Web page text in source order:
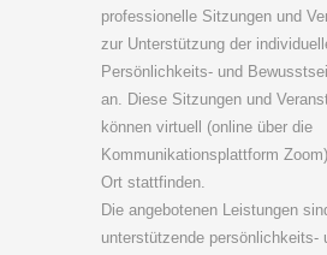
professionelle Sitzungen und
zur Unterstützung der
Persönlichkeits- und
an. Diese Sitzungen und
können virtuell (online über die
Kommunikationsplattform
Ort stattfinden.
Die angebotenen Leistungen
unterstützende persönlichkeits-